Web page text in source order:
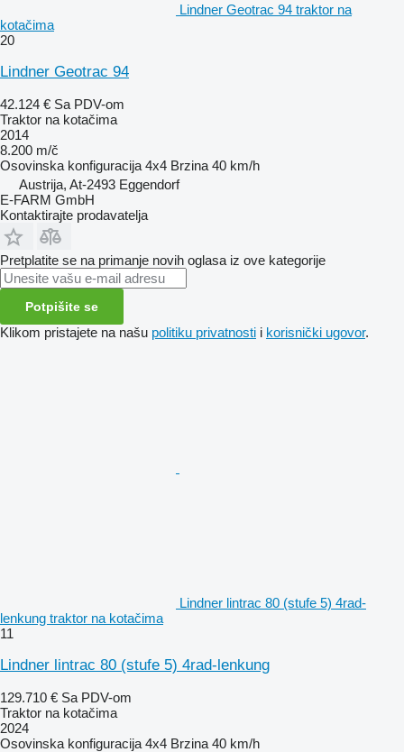
Lindner Geotrac 94 traktor na
kotačima
20
Lindner Geotrac 94
42.124 € Sa PDV-om
Traktor na kotačima
2014
8.200 m/č
Osovinska konfiguracija 4x4 Brzina 40 km/h
Austrija, At-2493 Eggendorf
E-FARM GmbH
Kontaktirajte prodavatelja
Pretplatite se na primanje novih oglasa iz ove kategorije
Potpišite se
Klikom pristajete na našu politiku privatnosti i korisnički ugovor.
Lindner lintrac 80 (stufe 5) 4rad-
lenkung traktor na kotačima
11
Lindner lintrac 80 (stufe 5) 4rad-lenkung
129.710 € Sa PDV-om
Traktor na kotačima
2024
Osovinska konfiguracija 4x4 Brzina 40 km/h